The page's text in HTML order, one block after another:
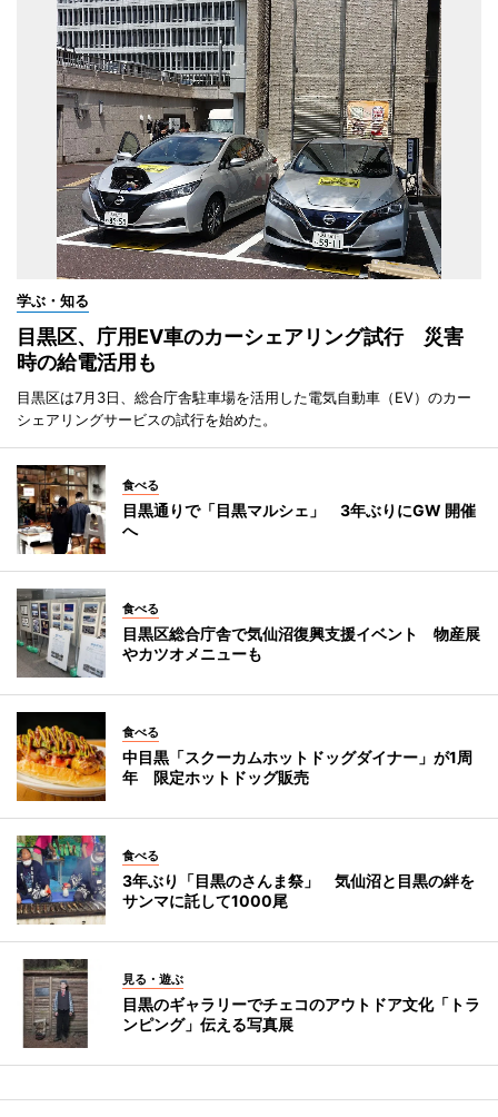
学ぶ・知る
目黒区、庁用EV車のカーシェアリング試行 災害
時の給電活用も
目黒区は7月3日、総合庁舎駐車場を活用した電気自動車（EV）のカー
シェアリングサービスの試行を始めた。
食べる
目黒通りで「目黒マルシェ」 3年ぶりにGW 開催
へ
食べる
目黒区総合庁舎で気仙沼復興支援イベント 物産展
やカツオメニューも
食べる
中目黒「スクーカムホットドッグダイナー」が1周
年 限定ホットドッグ販売
食べる
3年ぶり「目黒のさんま祭」 気仙沼と目黒の絆を
サンマに託して1000尾
見る・遊ぶ
目黒のギャラリーでチェコのアウトドア文化「トラ
ンピング」伝える写真展